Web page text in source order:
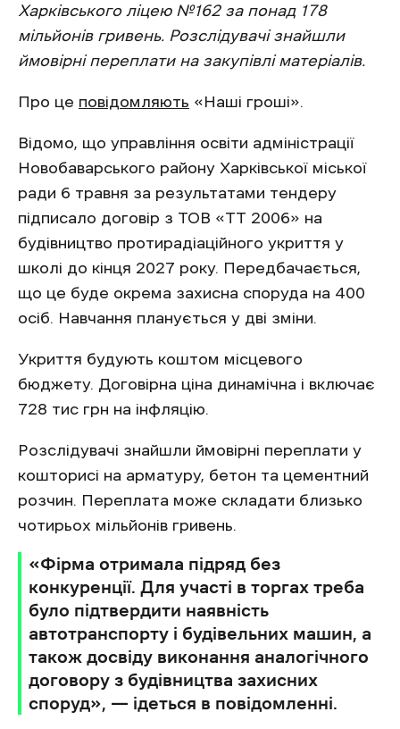
Харківського ліцею №162 за понад 178
мільйонів гривень. Розслідувачі знайшли
ймовірні переплати на закупівлі матеріалів.
Про це повідомляють «Наші гроші».
Відомо, що управління освіти адміністрації
Новобаварського району Харківської міської
ради 6 травня за результатами тендеру
підписало договір з ТОВ «ТТ 2006» на
будівництво протирадіаційного укриття у
школі до кінця 2027 року. Передбачається,
що це буде окрема захисна споруда на 400
осіб. Навчання планується у дві зміни.
Укриття будують коштом місцевого
бюджету. Договірна ціна динамічна і включає
728 тис грн на інфляцію.
Розслідувачі знайшли ймовірні переплати у
кошторисі на арматуру, бетон та цементний
розчин. Переплата може складати близько
чотирьох мільйонів гривень.
«Фірма отримала підряд без
конкуренції. Для участі в торгах треба
було підтвердити наявність
автотранспорту і будівельних машин, а
також досвіду виконання аналогічного
договору з будівництва захисних
споруд», — ідеться в повідомленні.